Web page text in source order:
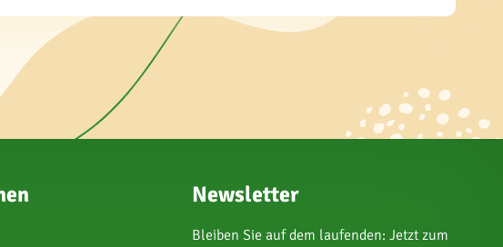
Newsletter
Bleiben Sie auf dem laufenden: Jetzt zum